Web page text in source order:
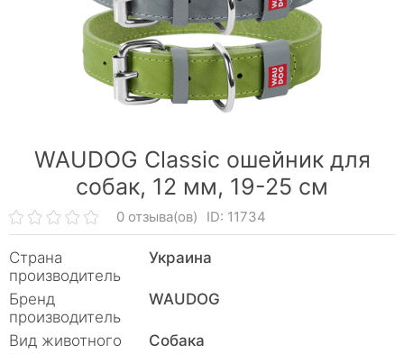
WAUDOG Classic ошейник для
собак, 12 мм, 19-25 см
0 отзыва(ов) ID: 11734
Страна
производитель
Украина
Бренд
производитель
WAUDOG
Вид животного
Собака